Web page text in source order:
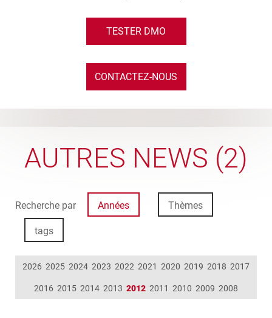
TESTER DMO
CONTACTEZ-NOUS
AUTRES NEWS (2)
Recherche par Années Thèmes
tags
2026 2025 2024 2023 2022 2021 2020 2019 2018 2017
2016 2015 2014 2013 2012 2011 2010 2009 2008